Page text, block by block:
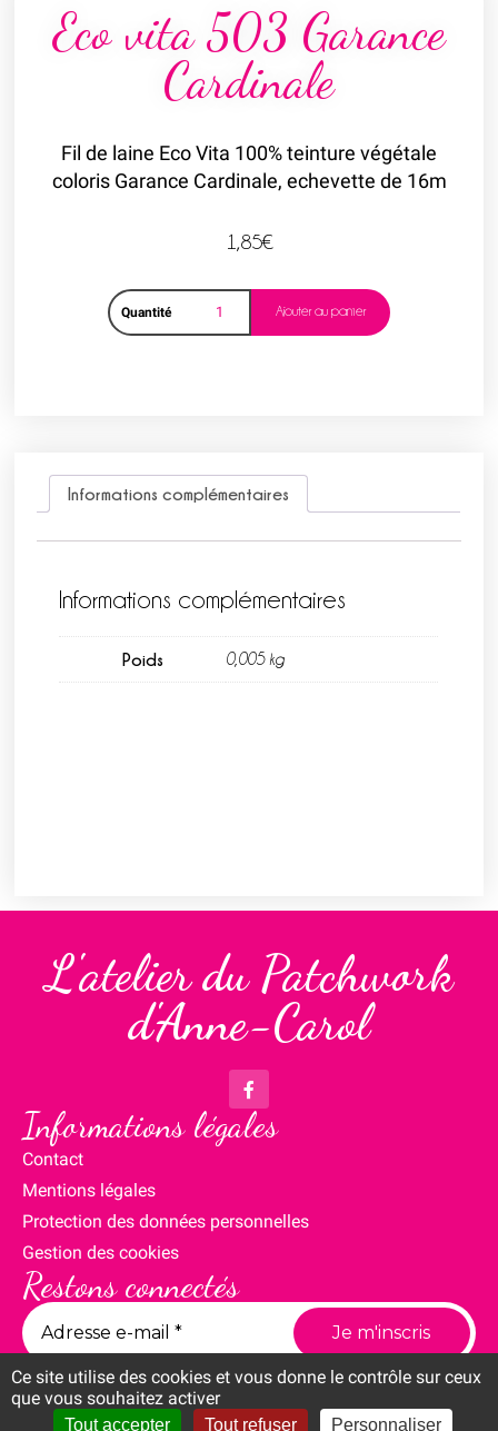
Eco vita 503 Garance
Cardinale
Fil de laine Eco Vita 100% teinture végétale
coloris Garance Cardinale, echevette de 16m
1,85€
Quantité Ajouter au panier
Informations complémentaires
Informations complémentaires
Poids 0,005 kg
L'atelier du Patchwork
d'Anne-Carol
Informations légales
Contact
Mentions légales
Protection des données personnelles
Gestion des cookies
Restons connectés
Ce site utilise des cookies et vous donne le contrôle sur ceux
que vous souhaitez activer
Tout accepter Tout refuser Personnaliser